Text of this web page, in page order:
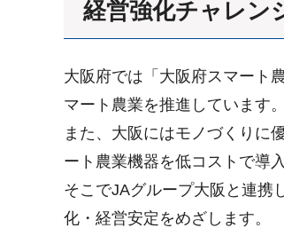
経営強化チャレン
大阪府では「大阪府スマート
マート農業を推進しています。
また、大阪にはモノづくりに
ート農業機器を低コストで導
そこでJAグループ大阪と連携
化・経営安定をめざします。